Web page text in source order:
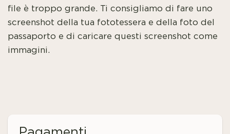
file è troppo grande. Ti consigliamo di fare uno
screenshot della tua fototessera e della foto del
passaporto e di caricare questi screenshot come
immagini.